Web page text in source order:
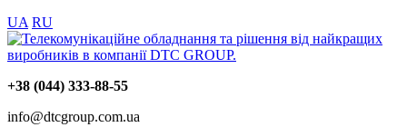
UA RU
+38 (044) 333-88-55
info@dtcgroup.com.ua